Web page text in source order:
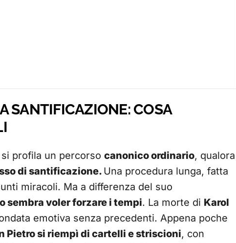
SANTIFICAZIONE: COSA
profila un percorso canonico ordinario, qualora
di santificazione. Una procedura lunga, fatta
miracoli. Ma a differenza del suo
sembra voler forzare i tempi. La morte di Karol
emotiva senza precedenti. Appena poche
Pietro si riempì di cartelli e striscioni, con